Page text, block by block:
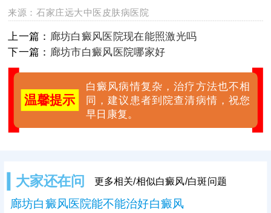
来源：石家庄远大中医皮肤病医院
上一篇： 廊坊白癜风医院现在能照激光吗
下一篇： 廊坊市白癜风医院哪家好
温馨提示
白癜风病情复杂，治疗方法也不相
同，建议患者到院查清病情，祝您
早日康复。
大家还在问 更多相关/相似白癜风/白斑问题
廊坊白癜风医院能不能治好白癜风